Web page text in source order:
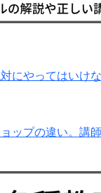
にやってはいけ
ップの違い。講